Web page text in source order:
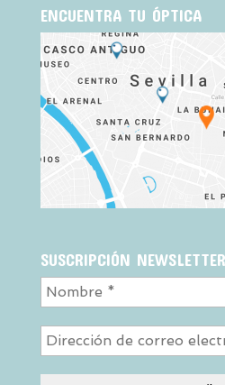
ENCUENTRA TU ÓPTICA
SUSCRIPCIÓN NEWSLETTER